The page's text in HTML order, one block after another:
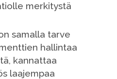
merkitystä
samalla tarve
hallintaa
kannattaa
laajempaa